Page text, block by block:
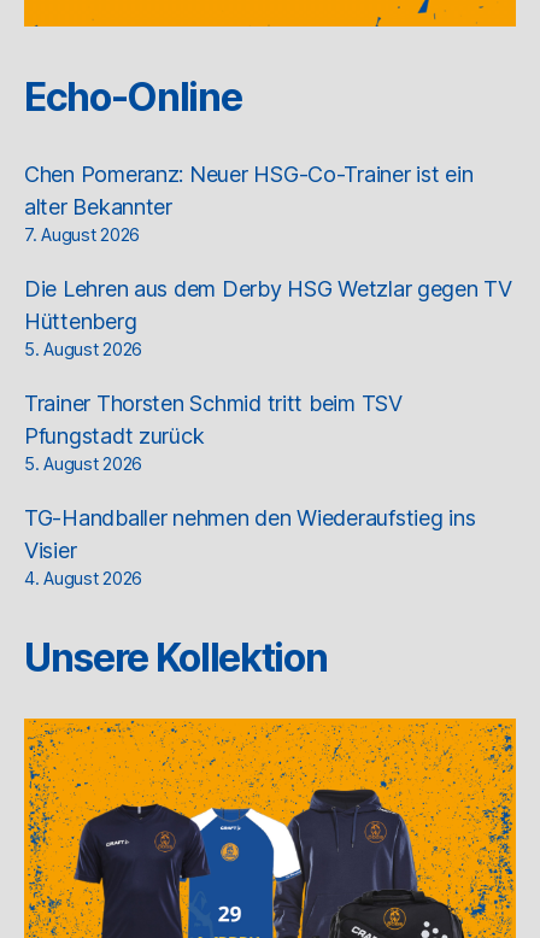
Echo-Online
Chen Pomeranz: Neuer HSG-Co-Trainer ist ein
alter Bekannter
7. August 2026
Die Lehren aus dem Derby HSG Wetzlar gegen TV
Hüttenberg
5. August 2026
Trainer Thorsten Schmid tritt beim TSV
Pfungstadt zurück
5. August 2026
TG-Handballer nehmen den Wiederaufstieg ins
Visier
4. August 2026
Unsere Kollektion